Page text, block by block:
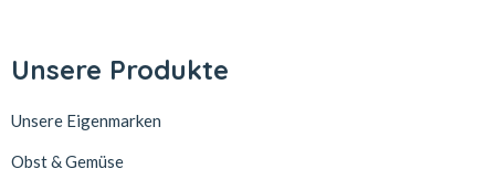
Unsere Produkte
Unsere Eigenmarken
Obst & Gemüse